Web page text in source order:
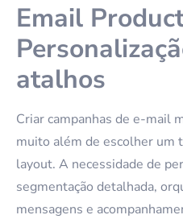
Email
atalhos
Criar campanhas de e-mail
muito além de escolher um
layout. A necessidade de
segmentação detalhada,
mensagens e